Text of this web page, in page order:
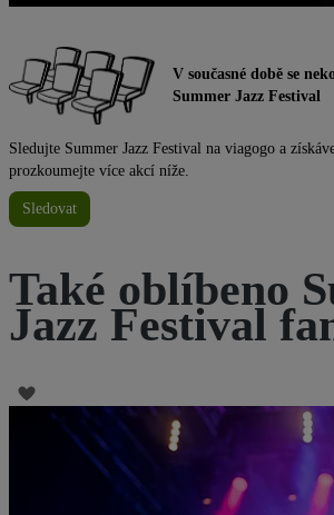
V současné době se
Summer Jazz Festival
Sledujte Summer Jazz Festival na viagogo a
prozkoumejte více akcí níže.
Sledovat
Také oblíbeno
Jazz Festival